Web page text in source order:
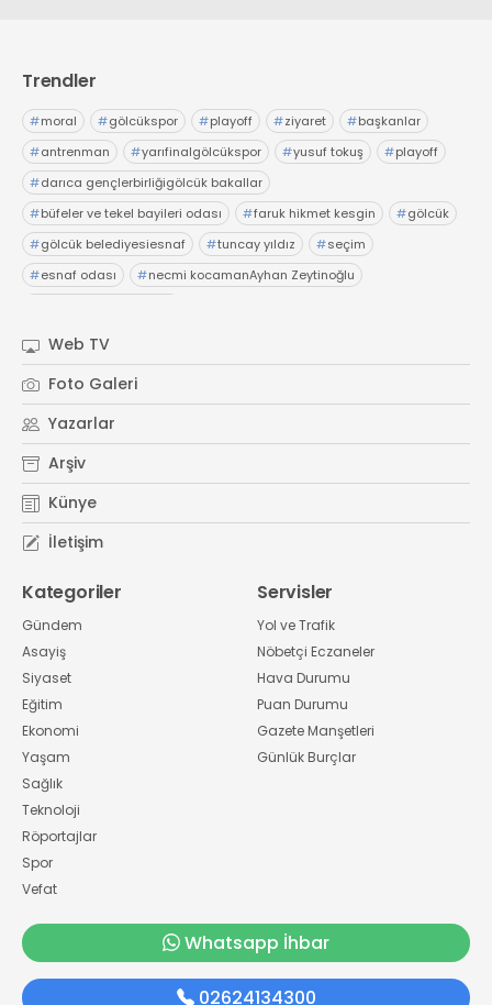
Trendler
#moral #gölcükspor #playoff #ziyaret #başkanlar
#antrenman #yarıfinalgölcükspor #yusuf tokuş #playoff
#darıca gençlerbirliğigölcük bakallar
#büfeler ve tekel bayileri odası #faruk hikmet kesgin #gölcük
#gölcük belediyesiesnaf #tuncay yıldız #seçim
#esnaf odası #necmi kocamanAyhan Zeytinoğlu
Web TV
Foto Galeri
Yazarlar
Arşiv
Künye
İletişim
Kategoriler
Gündem
Asayiş
Siyaset
Eğitim
Ekonomi
Yaşam
Sağlık
Teknoloji
Röportajlar
Spor
Vefat
Servisler
Yol ve Trafik
Nöbetçi Eczaneler
Hava Durumu
Puan Durumu
Gazete Manşetleri
Günlük Burçlar
Whatsapp İhbar
02624134300